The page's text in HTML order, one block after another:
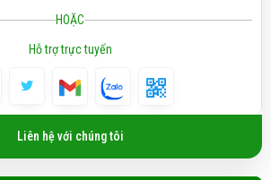
HOẶC
Hỗ trợ trực tuyến
Liên hệ với chúng tôi